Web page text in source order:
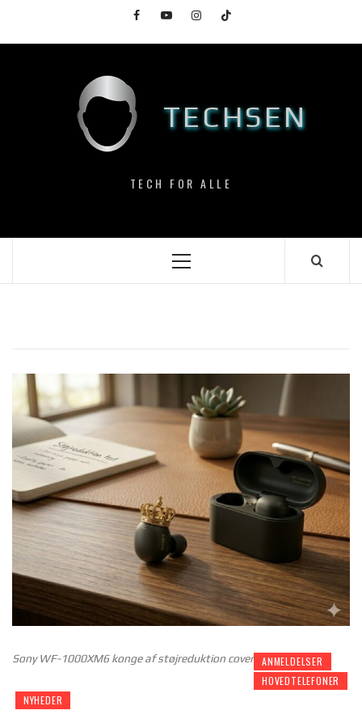
content
FacebookYouTubeInstagramTikTok
TECHSEN
TECH FOR ALLE
Primary
Sony WF-1000XM6 konge af støjreduktion cover
ANMELDELSER
HOVEDTELEFONER
NYHEDER